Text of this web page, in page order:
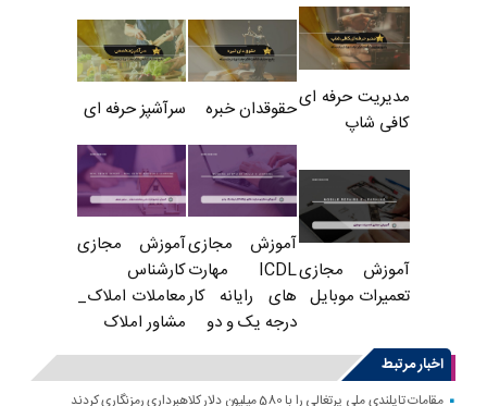
مدیریت حرفه ای
کافی شاپ
حقوقدان خبره سرآشپز حرفه ای
آموزش مجازی
تعمیرات موبایل
آموزش مجازی
ICDL مهارت
های رایانه کار
درجه یک و دو
آموزش مجازی
کارشناس
معاملات املاک_
مشاور املاک
اخبار مرتبط
مقامات تایلندی ملی پرتغالی را با 580 میلیون دلار کلاهبرداری رمزنگاری کردند